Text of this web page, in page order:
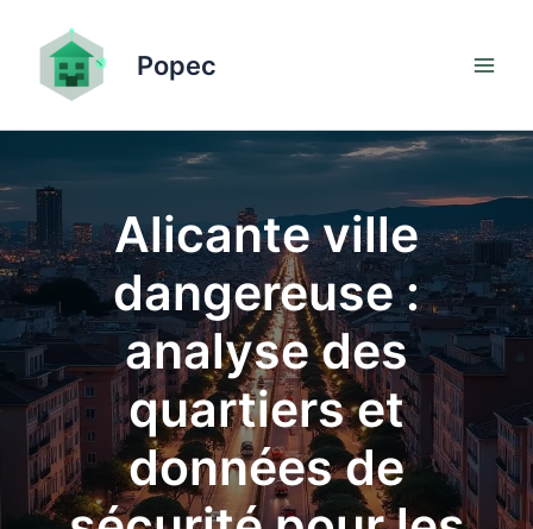
contenu
Popec
Alicante ville
dangereuse :
analyse des
quartiers et
données de